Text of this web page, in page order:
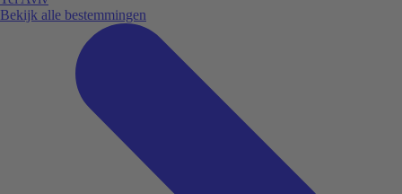
Bekijk alle bestemmingen